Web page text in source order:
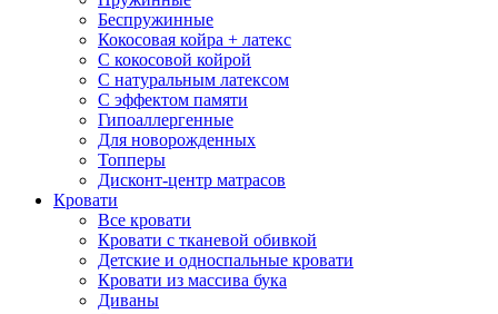
Беспружинные
Кокосовая койра + латекс
С кокосовой койрой
С натуральным латексом
С эффектом памяти
Гипоаллергенные
Для новорожденных
Топперы
Дисконт-центр матрасов
Кровати
Все кровати
Кровати с тканевой обивкой
Детские и односпальные кровати
Кровати из массива бука
Диваны